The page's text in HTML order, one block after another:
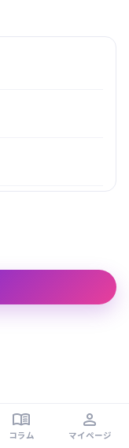

コラム

マイページ